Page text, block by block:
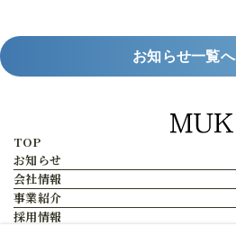
お知らせ一覧へ
TOP
お知らせ
会社情報
事業紹介
採用情報